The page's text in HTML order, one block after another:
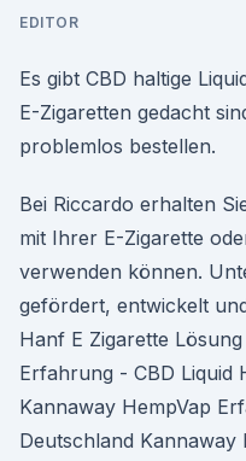
EDITOR
Es gibt CBD haltige
E-Zigaretten gedacht
problemlos bestellen.
Bei Riccardo erhalten
mit Ihrer E-Zigarette
verwenden können.
gefördert, entwickelt
Hanf E Zigarette
Erfahrung - CBD Liquid
Kannaway HempVap
Deutschland